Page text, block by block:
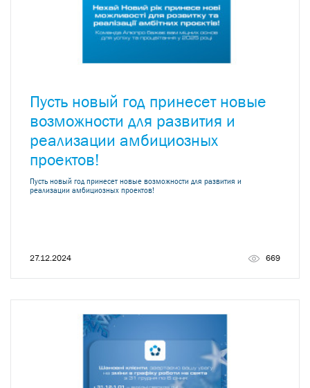
Пусть новый год принесет новые
возможности для развития и
реализации амбициозных
проектов!
Пусть новый год принесет новые возможности для развития и
реализации амбициозных проектов!
27.12.2024 669